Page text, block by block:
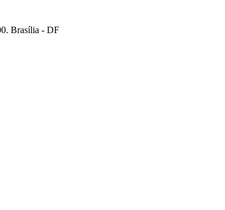
Brasília - DF